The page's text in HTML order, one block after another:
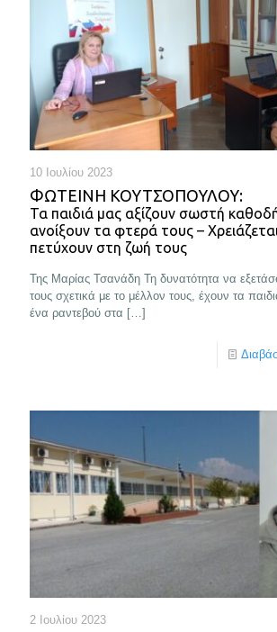
10 Ιουλίου 2023
ΦΩΤΕΙΝΗ ΚΟΥΤΣΟΠΟΥΛΟΥ:
Τα παιδιά μας αξίζουν σωστή
ανοίξουν τα φτερά τους –
πετύχουν στη ζωή τους
Της Μαρίας Τσανάδη Τη δυνατότητα να
τους σχετικά με το μέλλον τους, έχουν τα
ένα ραντεβού στα […]
2 Ιουλίου 2023